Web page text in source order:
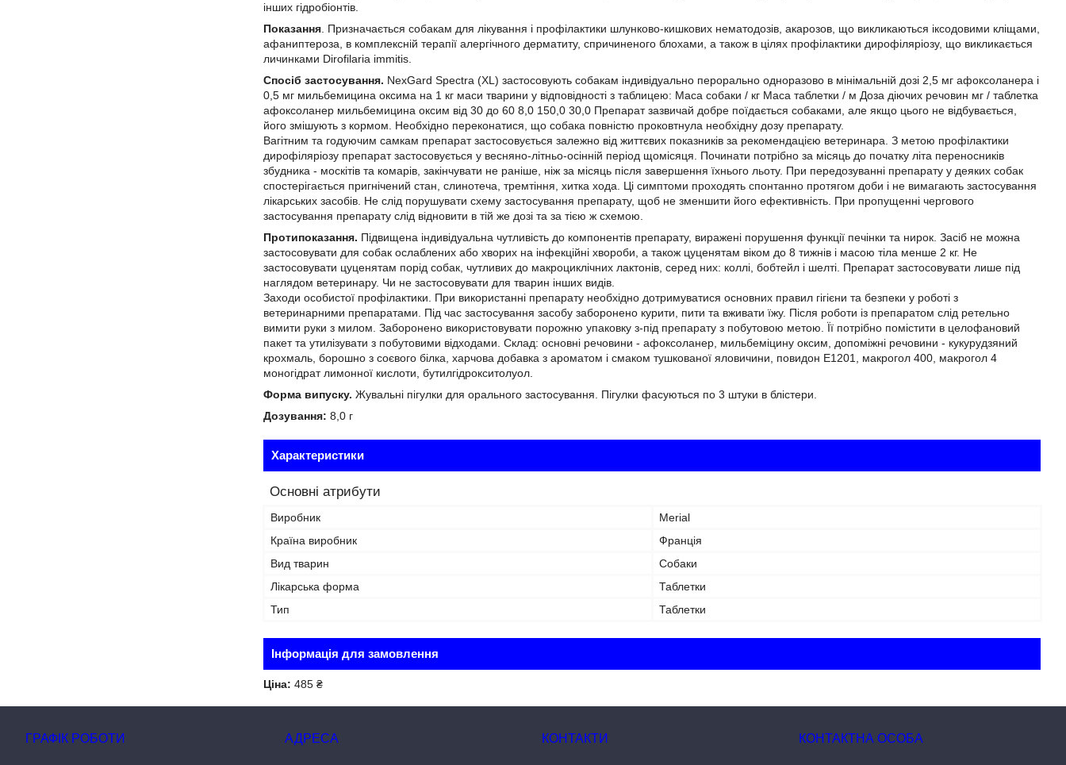
інших гідробіонтів.
Показання . Призначається собакам для лікування і профілактики шлунково-кишкових нематодозів, акарозов, що викликаються іксодовими кліщами,
афаниптероза, в комплексній терапії алергічного дерматиту, спричиненого блохами, а також в цілях профілактики дирофіляріозу, що викликається
личинками Dirofilaria immitis.
Спосіб застосування. NexGard Spectra (XL) застосовують собакам індивідуально перорально одноразово в мінімальній дозі 2,5 мг афоксоланера і
0,5 мг мильбемицина оксима на 1 кг маси тварини у відповідності з таблицею: Маса собаки / кг Маса таблетки / м Доза діючих речовин мг / таблетка
афоксоланер мильбемицина оксим від 30 до 60 8,0 150,0 30,0 Препарат зазвичай добре поїдається собаками, але якщо цього не відбувається,
його змішують з кормом. Необхідно переконатися, що собака повністю проковтнула необхідну дозу препарату.
Вагітним та годуючим самкам препарат застосовується залежно від життєвих показників за рекомендацією ветеринара. З метою профілактики
дирофіляріозу препарат застосовується у весняно-літньо-осінній період щомісяця. Починати потрібно за місяць до початку літа переносників
збудника - москітів та комарів, закінчувати не раніше, ніж за місяць після завершення їхнього льоту. При передозуванні препарату у деяких собак
спостерігається пригнічений стан, слинотеча, тремтіння, хитка хода. Ці симптоми проходять спонтанно протягом доби і не вимагають застосування
лікарських засобів. Не слід порушувати схему застосування препарату, щоб не зменшити його ефективність. При пропущенні чергового
застосування препарату слід відновити в тій же дозі та за тією ж схемою.
Протипоказання. Підвищена індивідуальна чутливість до компонентів препарату, виражені порушення функції печінки та нирок. Засіб не можна
застосовувати для собак ослаблених або хворих на інфекційні хвороби, а також цуценятам віком до 8 тижнів і масою тіла менше 2 кг. Не
застосовувати цуценятам порід собак, чутливих до макроциклічних лактонів, серед них: коллі, бобтейл і шелті. Препарат застосовувати лише під
наглядом ветеринару. Чи не застосовувати для тварин інших видів.
Заходи особистої профілактики. При використанні препарату необхідно дотримуватися основних правил гігієни та безпеки у роботі з
ветеринарними препаратами. Під час застосування засобу заборонено курити, пити та вживати їжу. Після роботи із препаратом слід ретельно
вимити руки з милом. Заборонено використовувати порожню упаковку з-під препарату з побутовою метою. Її потрібно помістити в целофановий
пакет та утилізувати з побутовими відходами. Склад: основні речовини - афоксоланер, мильбеміцину оксим, допоміжні речовини - кукурудзяний
крохмаль, борошно з соєвого білка, харчова добавка з ароматом і смаком тушкованої яловичини, повидон Е1201, макрогол 400, макрогол 4
моногідрат лимонної кислоти, бутилгідрокситолуол.
Форма випуску. Жувальні пігулки для орального застосування. Пігулки фасуються по 3 штуки в блістери.
Дозування: 8,0 г
Характеристики
Основні атрибути
Виробник
Merial
Країна виробник
Франція
Вид тварин
Собаки
Лікарська форма
Таблетки
Тип
Таблетки
Інформація для замовлення
Ціна: 485 ₴
ГРАФІК РОБОТИ